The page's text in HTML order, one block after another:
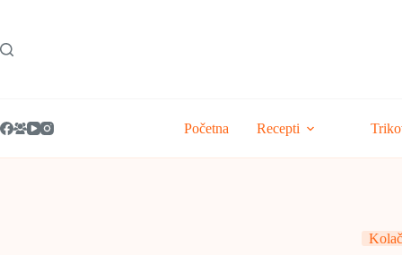
Početna Recepti